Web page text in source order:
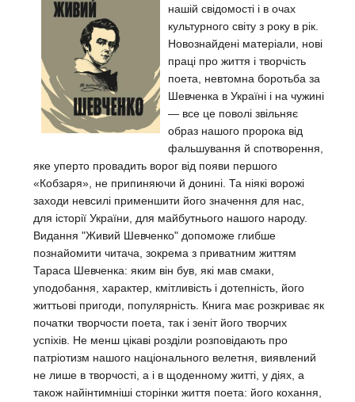
нашій свідомості і в очах
культурного світу з року в рік.
Новознайдені матеріали, нові
праці про життя і творчість
поета, невтомна боротьба за
Шевченка в Україні і на чужині
— все це поволі звільняє
образ нашого пророка від
фальшування й спотворення,
яке уперто провадить ворог від появи першого
«Кобзаря», не припиняючи й донині. Та ніякі ворожі
заходи невсилі применшити його значення для нас,
для історії України, для майбутнього нашого народу.
Видання "Живий Шевченко" допоможе глибше
познайомити читача, зокрема з приватним життям
Тараса Шевченка: яким він був, які мав смаки,
уподобання, характер, кмітливість і дотепність, його
життьові пригоди, популярність. Книга має розкриває як
початки творчости поета, так і зеніт його творчих
успіхів. Не менш цікаві розділи розповідають про
патріотизм нашого національного велетня, виявлений
не лише в творчості, а і в щоденному житті, у діях, а
також найінтимніші сторінки життя поета: його кохання,